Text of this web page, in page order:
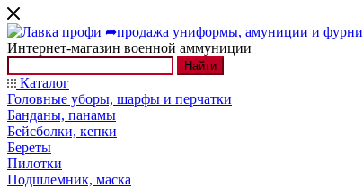
Интернет-магазин военной аммуниции
Найти
Каталог
Головные уборы, шарфы и перчатки
Банданы, панамы
Бейсболки, кепки
Береты
Пилотки
Подшлемник, маска